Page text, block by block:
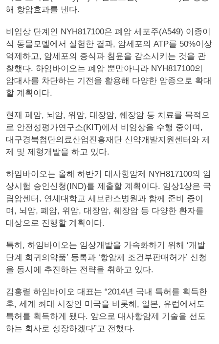
해 항암효과를 낸다.
비임상 단계인 NYH817100은 폐암 세포주(A549) 이종이
식 동물모델에서 실험한 결과, 암세포의 ATP를 50%이상
억제하고, 암세포의 증식과 침윤을 감소시키는 것을 관
찰했다. 하임바이오는 폐암 뿐만아니라 NYH817100의
암대사를 차단하는 기전을 활용해 다양한 암종으로 확대
할 계획이다.
현재 폐암, 뇌암, 위암, 대장암, 췌장암 등 치료를 목적으
로 안전성평가연구소(KIT)에서 비임상을 수행 중이며,
대구경북첨단의료산업진흥재단 신약개발지원센터와 제
제 및 제형개발을 하고 있다.
하임바이오는 올해 하반기 대사항암제 NYH817100의 임
상시험 승인신청(IND)를 제출할 계획이다. 임상1상은 국
립암센터, 연세대학교 세브란스병원과 함께 준비 중이
며, 뇌암, 폐암, 위암, 대장암, 췌장암 등 다양한 환자를
대상으로 진행할 계획이다.
특히, 하임바이오는 임상개발을 가속화하기 위해 ‘개발
단계 희귀의약품’ 등록과 ‘항암제 조건부판매허가’ 신청
을 동시에 추진하는 전략을 취하고 있다.
김홍렬 하임바이오 대표는 “2014년 국내 특허를 획득한
후, 세계 최대 시장인 미국을 비롯해, 일본, 유럽에서도
특허를 획득하게 됐다. 앞으로 대사항암제 기술을 선도
하는 회사로 성장하겠다”고 전했다.